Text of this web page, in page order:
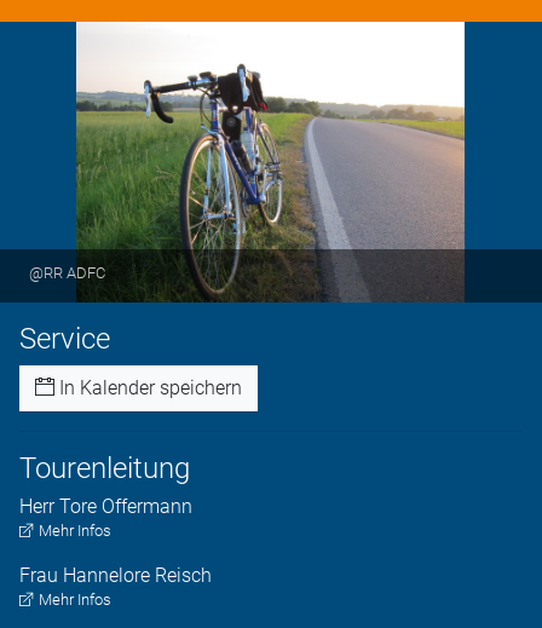
@RR ADFC
Service
In Kalender speichern
Tourenleitung
Herr Tore Offermann
Mehr Infos
Frau Hannelore Reisch
Mehr Infos